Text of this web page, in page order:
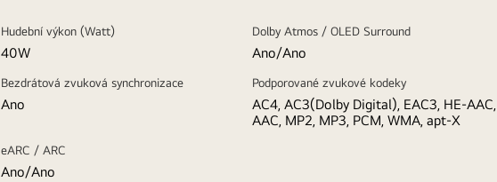
Hudební výkon (Watt)
40W
Dolby Atmos / OLED Surround
Ano/Ano
Bezdrátová zvuková synchronizace
Ano
Podporované zvukové kodeky
AC4, AC3(Dolby Digital), EAC3, HE-AAC,
AAC, MP2, MP3, PCM, WMA, apt-X
eARC / ARC
Ano/Ano